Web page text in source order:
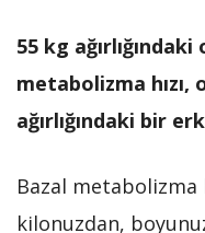
55 kg
metabolizma
ağırlığındaki bir
Bazal metabolizma
kilonuzdan,